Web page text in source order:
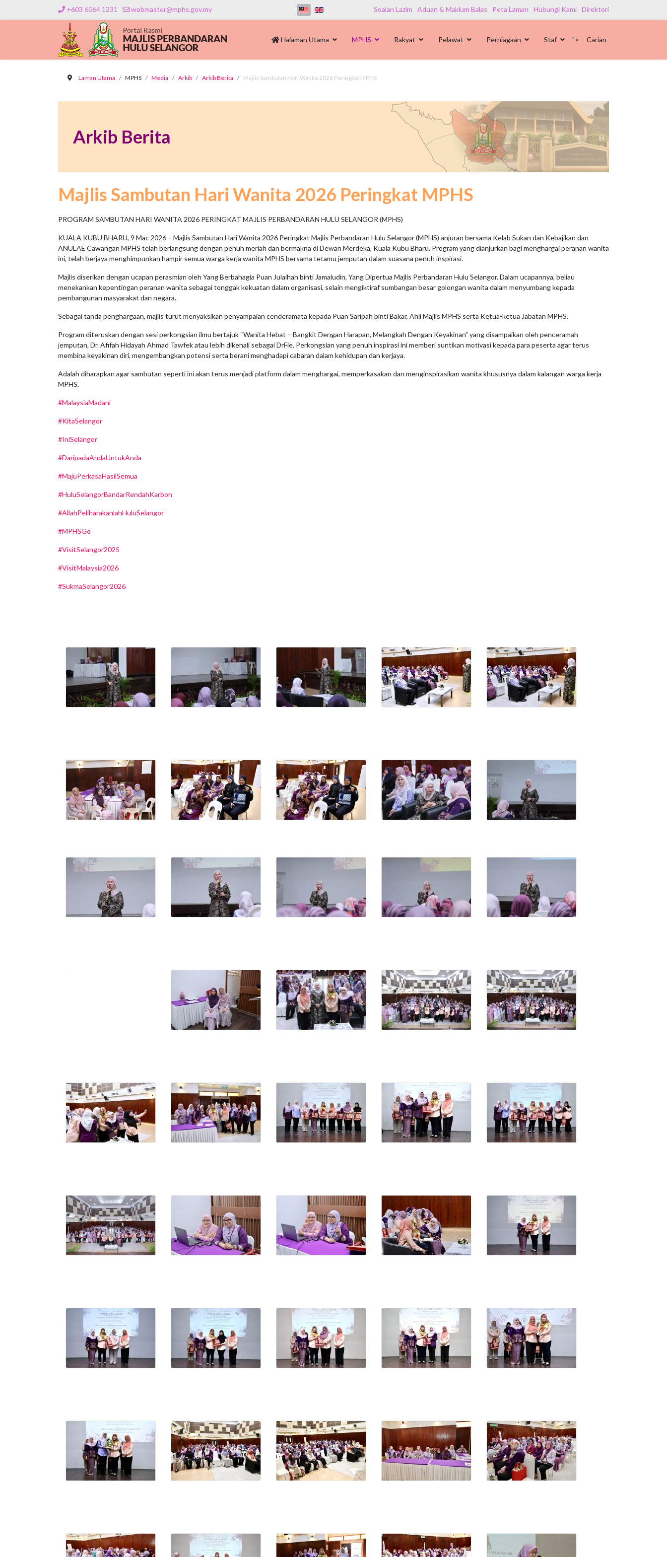
+603 6064 1331 webmaster@mphs.gov.my Soalan Lazim Aduan & Maklum Balas Peta Laman Hubungi Kami Direktori
Halaman Utama MPHS Rakyat Pelawat Perniagaan Staf "> Carian
Laman Utama MPHS Media Arkib Arkib Berita Majlis Sambutan Hari Wanita 2026 Peringkat MPHS
Arkib Berita
Majlis Sambutan Hari Wanita 2026 Peringkat MPHS
PROGRAM SAMBUTAN HARI WANITA 2026 PERINGKAT MAJLIS PERBANDARAN HULU SELANGOR (MPHS)
KUALA KUBU BHARU, 9 Mac 2026 – Majlis Sambutan Hari Wanita 2026 Peringkat Majlis Perbandaran Hulu Selangor (MPHS) anjuran bersama Kelab Sukan dan Kebajikan dan
ANULAE Cawangan MPHS telah berlangsung dengan penuh meriah dan bermakna di Dewan Merdeka, Kuala Kubu Bharu. Program yang dianjurkan bagi menghargai peranan wanita
ini, telah berjaya menghimpunkan hampir semua warga kerja wanita MPHS bersama tetamu jemputan dalam suasana penuh inspirasi.
Majlis diserikan dengan ucapan perasmian oleh Yang Berbahagia Puan Julaihah binti Jamaludin, Yang Dipertua Majlis Perbandaran Hulu Selangor. Dalam ucapannya, beliau
menekankan kepentingan peranan wanita sebagai tonggak kekuatan dalam organisasi, selain mengiktiraf sumbangan besar golongan wanita dalam menyumbang kepada
pembangunan masyarakat dan negara.
Sebagai tanda penghargaan, majlis turut menyaksikan penyampaian cenderamata kepada Puan Saripah binti Bakar, Ahli Majlis MPHS serta Ketua-ketua Jabatan MPHS.
Program diteruskan dengan sesi perkongsian ilmu bertajuk “Wanita Hebat – Bangkit Dengan Harapan, Melangkah Dengan Keyakinan” yang disampaikan oleh penceramah
jemputan, Dr. Afifah Hidayah Ahmad Tawfek atau lebih dikenali sebagai DrFie. Perkongsian yang penuh inspirasi ini memberi suntikan motivasi kepada para peserta agar terus
membina keyakinan diri, mengembangkan potensi serta berani menghadapi cabaran dalam kehidupan dan kerjaya.
Adalah diharapkan agar sambutan seperti ini akan terus menjadi platform dalam menghargai, memperkasakan dan menginspirasikan wanita khususnya dalam kalangan warga kerja
MPHS.
#MalaysiaMadani
#KitaSelangor
#IniSelangor
#DaripadaAndaUntukAnda
#MajuPerkasaHasilSemua
#HuluSelangorBandarRendahKarbon
#AllahPeliharakanlahHuluSelangor
#MPHSGo
#VisitSelangor2025
#VisitMalaysia2026
#SukmaSelangor2026